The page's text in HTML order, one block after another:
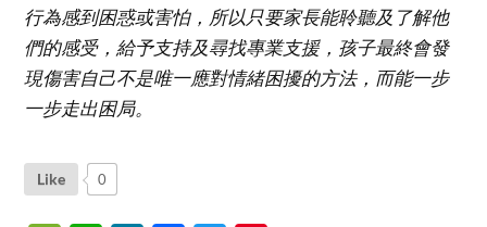
行為感到困惑或害怕，所以只要家長能聆聽及了解他
們的感受，給予支持及尋找專業支援，孩子最終會發
現傷害自己不是唯一應對情緒困擾的方法，而能一步
一步走出困局。
Like 0